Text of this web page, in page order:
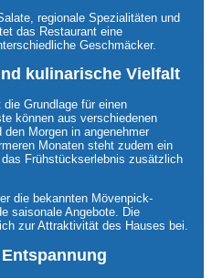
regionale Spezialitäten und
das Restaurant eine
Geschmäcker.
kulinarische Vielfalt
Grundlage für einen
können aus verschiedenen
Morgen in angenehmer
Monaten steht zudem ein
Frühstückserlebnis zusätzlich
die bekannten Mövenpick-
saisonale Angebote. Die
zur Attraktivität des Hauses bei.